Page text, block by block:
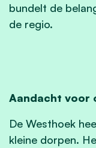
bundelt de
de regio.
Aandacht voor
De Westhoek
kleine dorpen.